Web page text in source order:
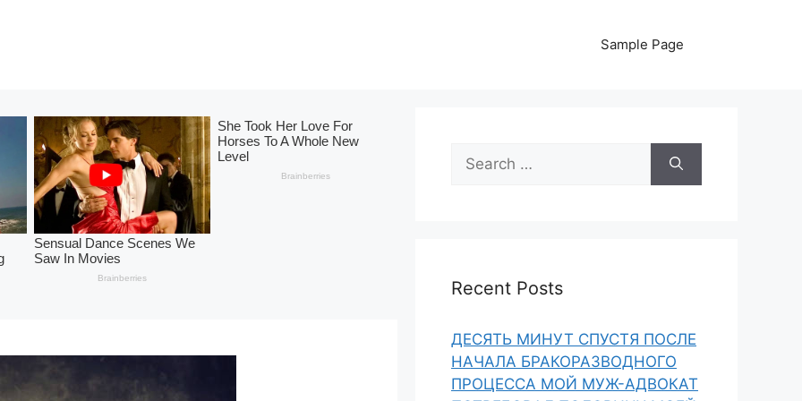
Sample Page
Search
for:
Recent Posts
ДЕСЯТЬ МИНУТ СПУСТЯ ПОСЛЕ
НАЧАЛА БРАКОРАЗВОДНОГО
ПРОЦЕССА МОЙ МУЖ-АДВОКАТ